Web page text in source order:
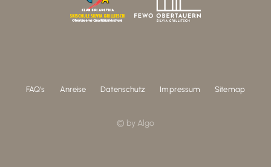
FAQ's Anreise Datenschutz Impressum Sitemap
© by Algo